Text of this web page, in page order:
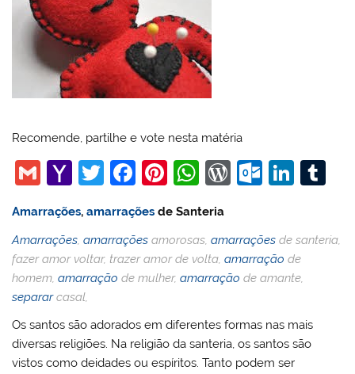
Recomende, partilhe e vote nesta matéria
G
ai
l
Y
h
o
o
M
ai
l
T
itt
er
F
c
e
b
o
k
Pi
er
e
st
W
at
s
A
p
W
Pr
e
O
o
k.
o
m
Li
e
dI
bl
Amarrações,amarrações de Santeria
Amarrações,amarrações amorosas,amarrações de santeria,
fazer amor voltar, trazer amor de volta,amarração de
homem,amarração de mulher,amarração de amante,
separarcasal,
Os santos são adorados em diferentes formas nas mais
diversas religiões. Na religião da santeria, os santos são
vistos como deidades ou espíritos. Tanto podem ser